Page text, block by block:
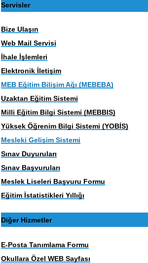
Servisler
Bize Ulaşın
Web Mail Servisi
İhale İşlemleri
Elektronik İletişim
MEB Eğitim Bilişim Ağı (MEBEBA)
Uzaktan Eğitim Sistemi
Milli Eğitim Bilgi Sistemi (MEBBIS)
Yüksek Öğrenim Bilgi Sistemi (YOBİS)
Mesleki Gelişim Sistemi
Sınav Duyuruları
Sınav Başvuruları
Meslek Liseleri Başvuru Formu
Eğitim İstatistikleri Yıllığı
Diğer Hizmetler
E-Posta Tanımlama Formu
Okullara Özel WEB Sayfası